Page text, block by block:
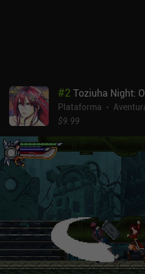
títulos clásicos de renombre. Así
sólido para móvil, no lo dudes.
#2 Toziuha Night:
Plataforma
$9.99